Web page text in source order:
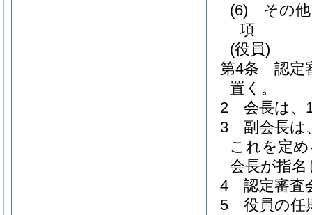
(6)
その
項
(役員)
第4条
認定
置く。
2
会長は、
3
副会長は
これを定
会長が指
4
認定審査
5
役員の任